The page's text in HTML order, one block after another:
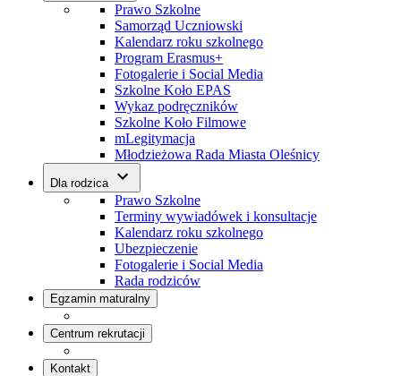
Prawo Szkolne
Samorząd Uczniowski
Kalendarz roku szkolnego
Program Erasmus+
Fotogalerie i Social Media
Szkolne Koło EPAS
Wykaz podręczników
Szkolne Koło Filmowe
mLegitymacja
Młodzieżowa Rada Miasta Oleśnicy
Dla rodzica
Prawo Szkolne
Terminy wywiadówek i konsultacje
Kalendarz roku szkolnego
Ubezpieczenie
Fotogalerie i Social Media
Rada rodziców
Egzamin maturalny
Centrum rekrutacji
Kontakt